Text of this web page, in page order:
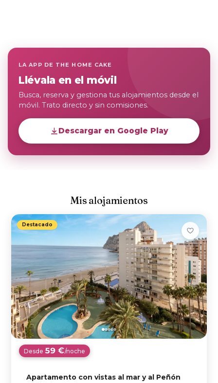
LA APP DE THE HOME CAKE
Llévala en el móvil
Busca, reserva y gestiona tus alojamientos desde el
móvil. Trato directo y sin comisiones.
Descargar en Google Play
Mis alojamientos
Desde 59 €/noche
Apartamento con vistas al mar y al Peñón